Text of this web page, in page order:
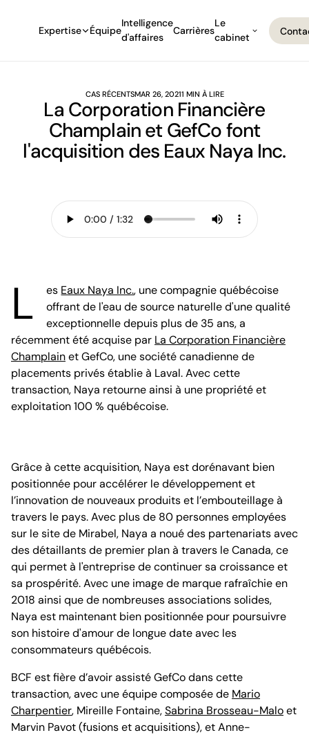
Expertise Équipe
Intelligence
d'affaires
Carrières
Le
cabinet
CAS RÉCENTSMAR 26, 20211 MIN À LIRE
La Corporation Financière
Champlain et GefCo font
l'acquisition des Eaux Naya Inc.
L es Eaux Naya Inc., une compagnie québécoise
offrant de l'eau de source naturelle d'une qualité
exceptionnelle depuis plus de 35 ans, a
récemment été acquise par La Corporation Financière
Champlainet GefCo, une société canadienne de
placements privés établie à Laval. Avec cette
transaction, Naya retourne ainsi à une propriété et
exploitation 100 % québécoise.
Grâce à cette acquisition, Naya est dorénavant bien
positionnée pour accélérer le développement et
l’innovation de nouveaux produits et l’embouteillage à
travers le pays. Avec plus de 80 personnes employées
sur le site de Mirabel, Naya a noué des partenariats avec
des détaillants de premier plan à travers le Canada, ce
qui permet à l'entreprise de continuer sa croissance et
sa prospérité. Avec une image de marque rafraîchie en
2018 ainsi que de nombreuses associations solides,
Naya est maintenant bien positionnée pour poursuivre
son histoire d'amour de longue date avec les
consommateurs québécois.
BCF est fière d’avoir assisté GefCo dans cette
transaction, avec une équipe composée de Mario
Charpentier, Mireille Fontaine,Sabrina Brosseau-Maloet
Marvin Pavot (fusions et acquisitions), et Anne-